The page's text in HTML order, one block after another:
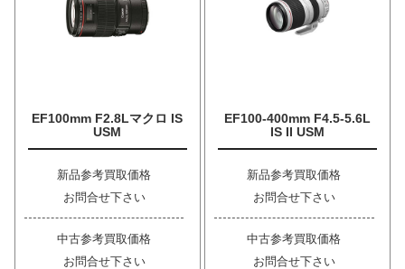
EF100mm F2.8Lマクロ IS
USM
新品参考買取価格
お問合せ下さい
中古参考買取価格
お問合せ下さい
EF100-400mm F4.5-5.6L
IS II USM
新品参考買取価格
お問合せ下さい
中古参考買取価格
お問合せ下さい